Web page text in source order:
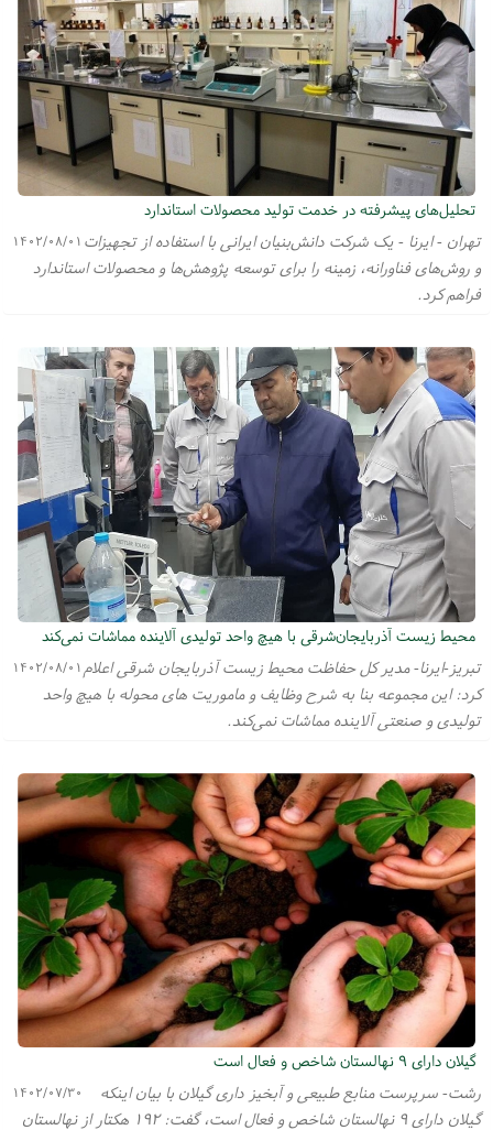
تحلیل‌های پیشرفته در خدمت تولید محصولات استاندارد
۱۴۰۲/۰۸/۰۱ تهران - ایرنا - یک شرکت دانش‌بنیان ایرانی با استفاده از تجهیزات
و روش‌های فناورانه، زمینه را برای توسعه پژوهش‌ها و محصولات استاندارد
فراهم کرد.
محیط زیست آذربایجان‌شرقی با هیچ واحد تولیدی آلاینده مماشات نمی‌کند
۱۴۰۲/۰۸/۰۱تبریز-ایرنا- مدیر کل حفاظت محیط زیست آذربایجان شرقی اعلام
کرد: این مجموعه بنا به شرح وظایف و ماموریت های محوله با هیچ واحد
تولیدی و صنعتی آلاینده مماشات نمی‌کند.
گیلان دارای ۹ نهالستان شاخص و فعال است
۱۴۰۲/۰۷/۳۰
رشت- سرپرست منابع طبیعی و آبخیز داری گیلان با بیان اینکه
گیلان دارای ۹ نهالستان شاخص و فعال است، گفت: ۱۹۲ هکتار از نهالستان